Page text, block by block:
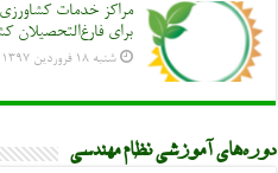
مراکز خدمات
برای فارغ‌التحصیلان
شنبه ۱۸ فروردین ۱۳۹۷
دوره‌های آموزشی نظام مهندسی